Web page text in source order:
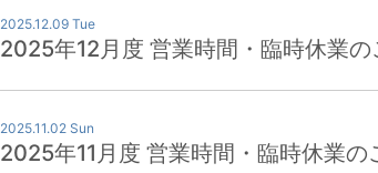
2025.12.09 Tue
2025年12月度 営業時間・臨時休業の
2025.11.02 Sun
2025年11月度 営業時間・臨時休業の